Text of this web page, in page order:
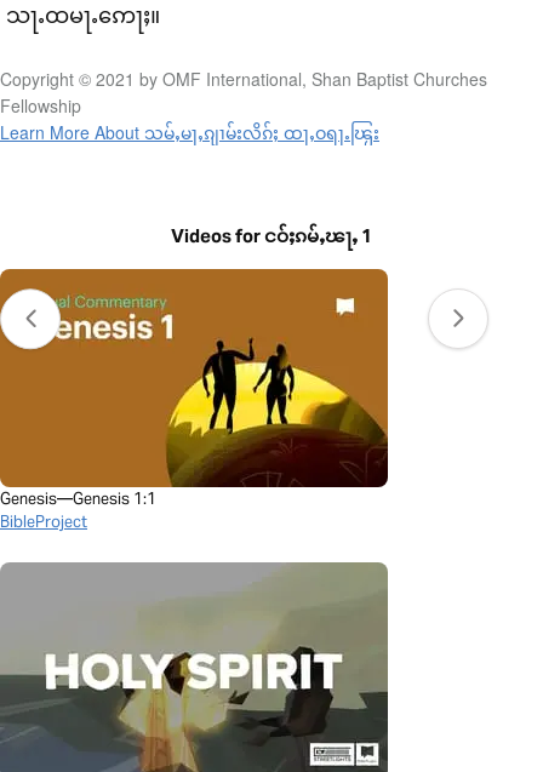
သႃႉထမႃႉ​ဢေႃႈ။
Copyright © 2021 by OMF International, Shan Baptist Churches
Fellowship
Learn More About သမ်ႇမႃႇၵျၢမ်းလိၵ်ႈ ထႃႇဝရႃႉၽြႂး
Videos for ငဝ်ႈၵမ်ႇၽႃႇ 1
Genesis—Genesis 1:1
BibleProject